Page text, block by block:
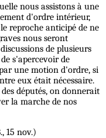
nous assistons à une
d'ordre intérieur,
reproche anticipé de ne
nous seront
de plusieurs
s'apercevoir de
une motion d'ordre, si
eux était nécessaire.
députés, on donnerait
la marche de nos
15 nov.)